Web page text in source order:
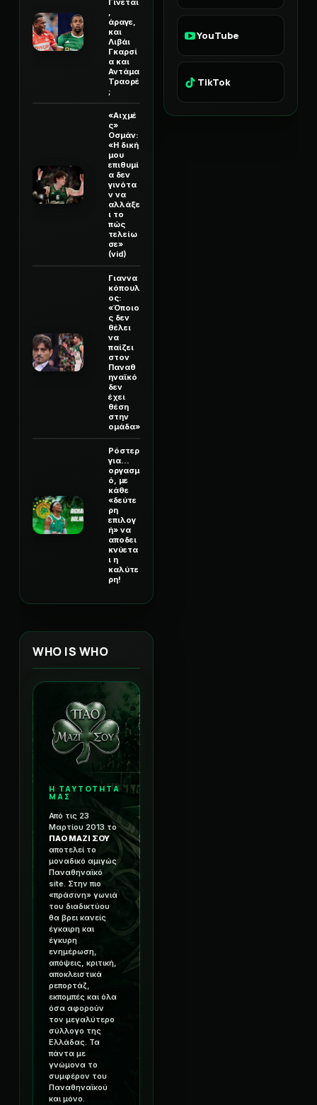
Γίνεται
,
άραγε,
και
Λιβάι
Γκαρσί
α και
Αντάμα
Τραορέ
;
«Αιχμέ
ς»
Οσμάν:
«Η δική
μου
επιθυμί
α δεν
γινότα
ν να
αλλάξε
ι το
πώς
τελείω
σε»
(vid)
Γιαννα
κόπουλ
ος:
«Όποιο
ς δεν
θέλει
να
παίζει
στον
Παναθ
ηναϊκό
δεν
έχει
θέση
στην
ομάδα»
Ρόστερ
για...
οργασμ
ό, με
κάθε
«δεύτε
ρη
επιλογ
ή» να
αποδει
κνύετα
ι η
καλύτε
ρη!
YouTube
TikTok
WHO IS WHO
Η ΤΑΥΤΟΤΗΤΑ
ΜΑΣ
Από τις 23
Μαρτίου 2013 το
ΠΑΟ ΜΑΖΙ ΣΟΥ
αποτελεί το
μοναδικό αμιγώς
Παναθηναϊκό
site. Στην πιο
«πράσινη» γωνιά
του διαδικτύου
θα βρει κανείς
έγκαιρη και
έγκυρη
ενημέρωση,
απόψεις, κριτική,
αποκλειστικά
ρεπορτάζ,
εκπομπές και όλα
όσα αφορούν
τον μεγαλύτερο
σύλλογο της
Ελλάδας. Τα
πάντα με
γνώμονα το
συμφέρον του
Παναθηναϊκού
και μόνο.